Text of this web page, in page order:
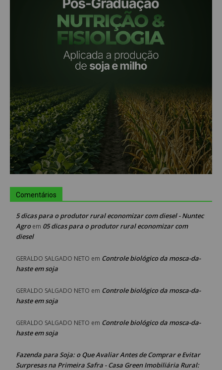
Comentários
5 dicas para o produtor rural economizar com diesel - Nuntec
Agroem 05 dicas para o produtor rural economizar com
diesel
GERALDO SALGADO NETO em Controle biológico da mosca-da-
haste em soja
GERALDO SALGADO NETO em Controle biológico da mosca-da-
haste em soja
GERALDO SALGADO NETO em Controle biológico da mosca-da-
haste em soja
Fazenda para Soja: o Que Avaliar Antes de Comprar e Evitar
Surpresas na Primeira Safra - Casa Green Imobiliária Rural: